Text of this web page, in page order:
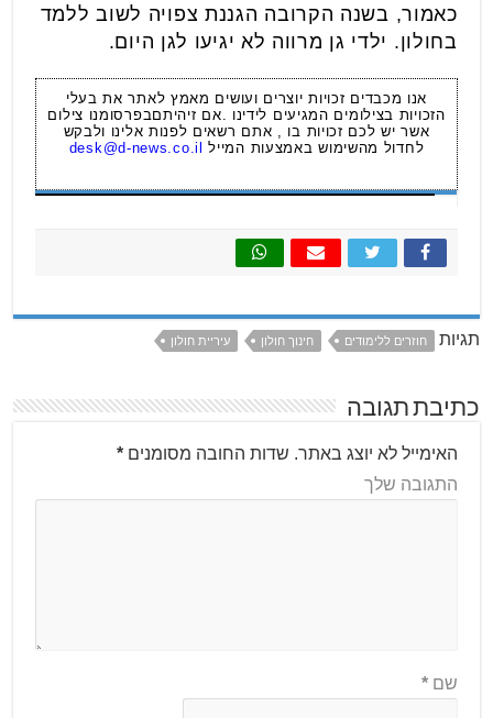
כאמור, בשנה הקרובה הגננת צפויה לשוב ללמד
בחולון. ילדי גן מרווה לא יגיעו לגן היום.
אנו מכבדים זכויות יוצרים ועושים מאמץ לאתר את בעלי
הזכויות בצילומים המגיעים לידינו .אם זיהיתםבפרסומנו צילום
אשר יש לכם זכויות בו , אתם רשאים לפנות אלינו ולבקש
לחדול מהשימוש באמצעות המייל
desk@d-news.co.il
תגיות חוזרים ללימודים חינוך חולון עיריית חולון
כתיבת תגובה
האימייל לא יוצג באתר. שדות החובה מסומנים*
התגובה שלך
שם*